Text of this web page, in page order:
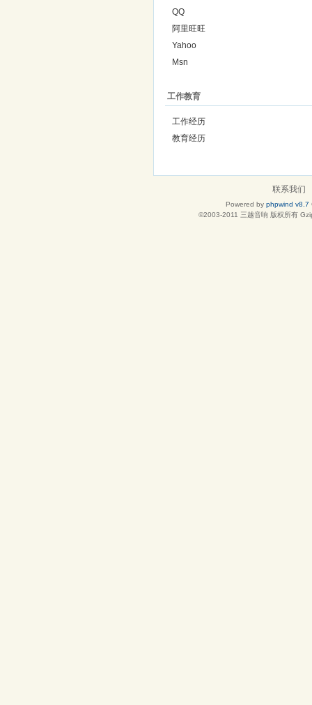
QQ
阿里旺旺
Yahoo
Msn
工作教育
工作经历
教育经历
联系我们
Powered by phpwind v8.7
©2003-2011 三越音响 版权所有